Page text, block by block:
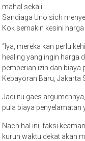
mahal sekali.
Sandiaga Uno sich
Kok semakin kesini
“Iya, mereka kan perlu
healing yang ingin harga
pemberian izin dan biaya
Kebayoran Baru, Jakarta
Jadi itu gaes
pula biaya penyelamatan
Nach hal ini, faksi
kurun waktu dekat akan